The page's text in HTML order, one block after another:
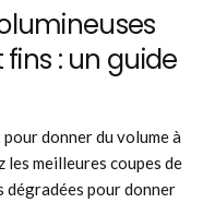
: un guide
donner du volume à
meilleures coupes de
dégradées pour donner